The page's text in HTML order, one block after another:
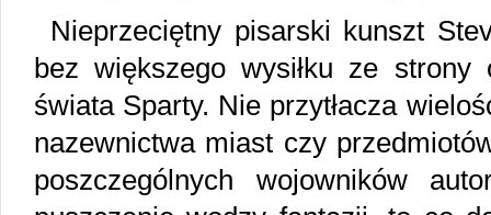
Nieprzeciętny pisarski kunszt
bez większego wysiłku ze
świata Sparty. Nie przytłacza
nazewnictwa miast czy
poszczególnych wojowników